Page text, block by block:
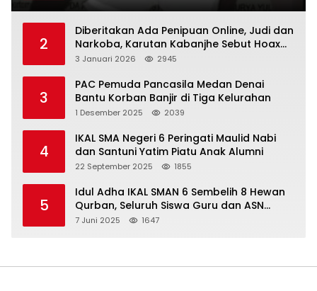
2
Diberitakan Ada Penipuan Online, Judi dan
Narkoba, Karutan Kabanjhe Sebut Hoax
dan Berita Tak Beryanggungjawab
3 Januari 2026 2945
3
PAC Pemuda Pancasila Medan Denai
Bantu Korban Banjir di Tiga Kelurahan
1 Desember 2025 2039
4
IKAL SMA Negeri 6 Peringati Maulid Nabi
dan Santuni Yatim Piatu Anak Alumni
22 September 2025 1855
5
Idul Adha IKAL SMAN 6 Sembelih 8 Hewan
Qurban, Seluruh Siswa Guru dan ASN
Dapat Daging
7 Juni 2025 1647